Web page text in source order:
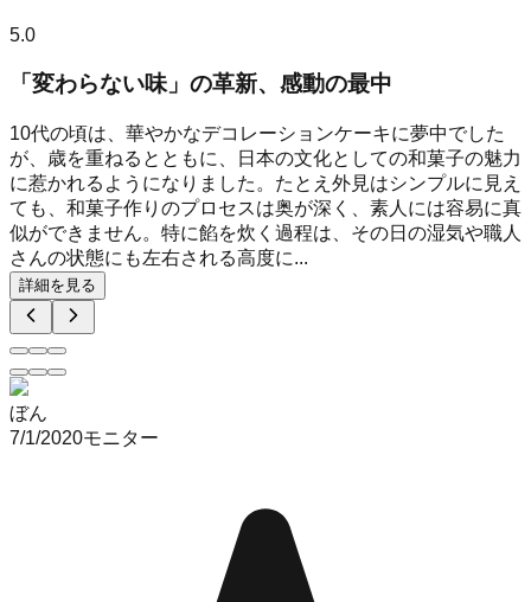
5.0
「変わらない味」の革新、感動の最中
10代の頃は、華やかなデコレーションケーキに夢中でした
が、歳を重ねるとともに、日本の文化としての和菓子の魅力
に惹かれるようになりました。たとえ外見はシンプルに見え
ても、和菓子作りのプロセスは奥が深く、素人には容易に真
似ができません。特に餡を炊く過程は、その日の湿気や職人
さんの状態にも左右される高度に...
詳細を見る
ぼん
7/1/2020モニター